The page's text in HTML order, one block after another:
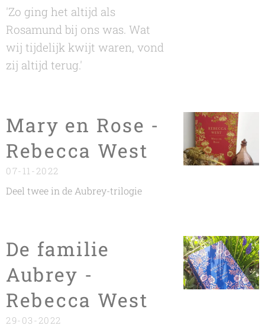
'Zo ging het altijd als
Rosamund bij ons was. Wat
wij tijdelijk kwijt waren, vond
zij altijd terug.'
Mary en Rose -
Rebecca West
07-11-2022
Deel twee in de Aubrey-trilogie
De familie
Aubrey -
Rebecca West
29-03-2022